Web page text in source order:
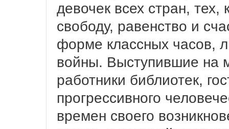
девочек всех стран,
свободу, равенство и
форме классных часов,
войны. Выступившие на
работники библиотек,
прогрессивного
времен своего